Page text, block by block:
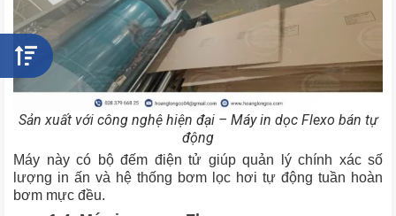
Sản xuất với công nghệ hiện đại – Máy in dọc Flexo bán tự
động
Máy này có bộ đếm điện tử giúp quản lý chính xác số
lượng in ấn và hệ thống bơm lọc hơi tự động tuần hoàn
bơm mực đều.